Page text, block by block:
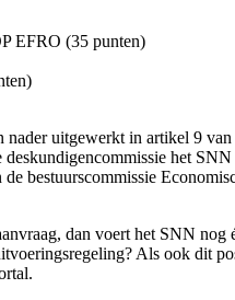
EFRO (35 punten)
uitgewerkt in artikel 9
het
bestuurscommissie
dan voert het SNN
Als ook dit